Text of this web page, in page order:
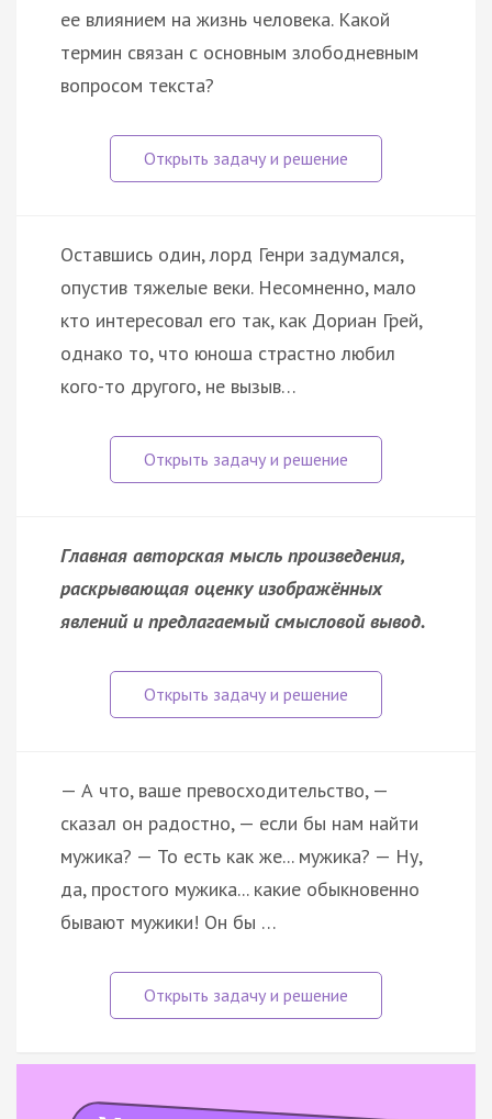
ее влиянием на жизнь человека. Какой
термин связан с основным злободневным
вопросом текста?
Оставшись один, лорд Генри задумался,
опустив тяжелые веки. Несомненно, мало
кто интересовал его так, как Дориан Грей,
однако то, что юноша страстно любил
кого-то другого, не вызыв…
Главная авторская мысль произведения,
раскрывающая оценку изображённых
явлений и предлагаемый смысловой вывод.
— А что, ваше превосходительство, —
сказал он радостно, — если бы нам найти
мужика? — То есть как же... мужика? — Ну,
да, простого мужика... какие обыкновенно
бывают мужики! Он бы …